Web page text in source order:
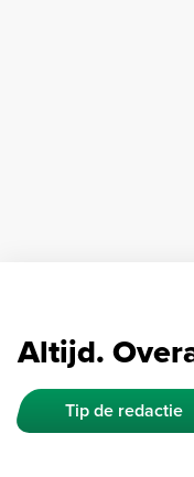
Altijd.
Tip de redactie